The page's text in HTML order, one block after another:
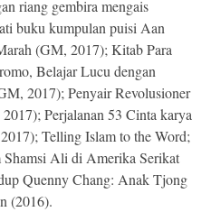
riang gembira mengais
buku kumpulan puisi Aan
(GM, 2017); Kitab Para
Belajar Lucu dengan
2017); Penyair Revolusioner
Perjalanan 53 Cinta karya
Telling Islam to the Word;
Shamsi Ali di Amerika Serikat
Quenny Chang: Anak Tjong
(2016).